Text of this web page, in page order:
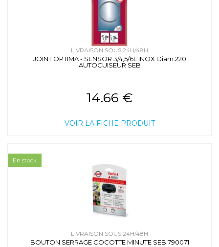
LIVRAISON SOUS 24H/48H
JOINT OPTIMA - SENSOR 3/4,5/6L INOX Diam.220
AUTOCUISEUR SEB
14.66 €
VOIR LA FICHE PRODUIT
LIVRAISON SOUS 24H/48H
BOUTON SERRAGE COCOTTE MINUTE SEB 790071
En stock